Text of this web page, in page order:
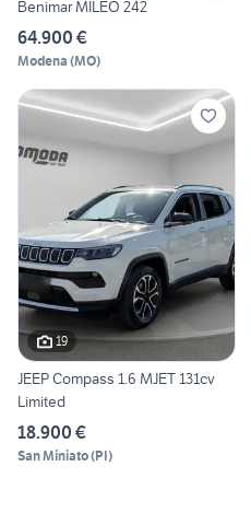
Benimar MILEO 242
64.900 €
Modena (MO)
19
JEEP Compass 1.6 MJET 131cv
Limited
18.900 €
San Miniato(PI)